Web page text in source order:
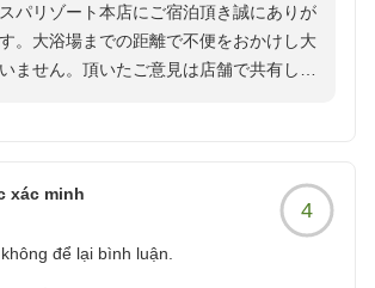
パリゾート本店にご宿泊頂き誠にありが
。大浴場までの距離で不便をおかけし大
ません。頂いたご意見は店舗で共有し今
xác minh
4
để lại bình luận.